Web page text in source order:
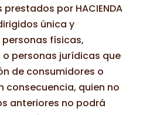
por HACIENDA
única y
físicas,
personas jurídicas que
de consumidores o
consecuencia, quien no
anteriores no podrá